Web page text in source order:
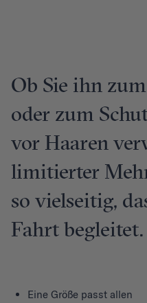
Ob Sie ihn
oder zum
vor Haaren
limitierter
so vielseitig,
Fahrt begleitet.
Eine Größe passt allen